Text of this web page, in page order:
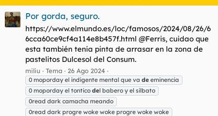
Por gorda, seguro.
https://www.elmundo.es/loc/famosos/2024/08/26/6
6cca60ce9cf4a114e8b457f.html @Ferris, cuidao que
esta también tenía pinta de arrasar en la zona de
pastelitos Dulcesol del Consum.
miliu Tema 26 Ago 2024
0 moporday el indigente mental que va de eminencia
0 moporday el tontico del babero y el silbato
0read dark camacha meando
0read dark progre woke woke progre woke woke